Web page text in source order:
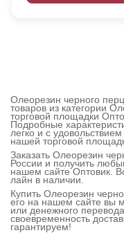
Олеорезин черного
товаров из категории
торговой площадки
Подробные
легко и с
нашей торговой
Заказать Олеорезин
России и получить
нашем сайте Оптовик.
лайн в наличии.
Купить Олеорезин
его на нашем сайте вы
или денежного
своевременность
гарантируем!